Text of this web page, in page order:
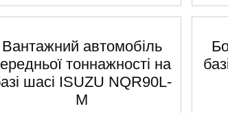
Вантажний автомобіль
тоннажності на
шасі ISUZU NQR90L-
M